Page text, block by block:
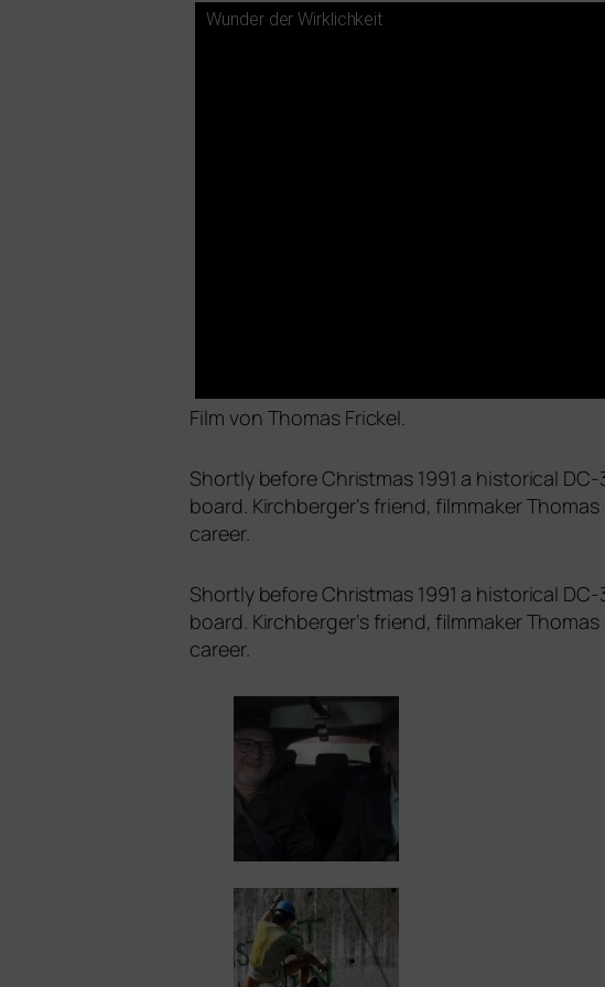
Wunder der Wirklichkeit
Film von Thomas Frickel.
Shortly befo­re Christmas 1991 a his­to­ri­cal DC
board. Kirchberger‘s fri­end, film­ma­ker
career.
Shortly befo­re Christmas 1991 a his­to­ri­cal DC
board. Kirchberger‘s fri­end, film­ma­ker
career.